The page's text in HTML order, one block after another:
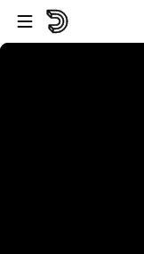
プレイヤーにスキップ
メインコンテンツにス